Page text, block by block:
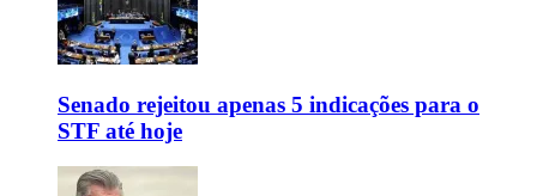
Senado rejeitou apenas 5 indicações para o
STF até hoje